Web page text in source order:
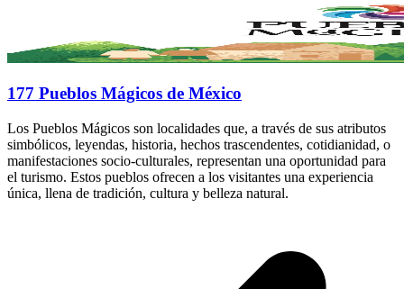
177 Pueblos Mágicos de México
Los Pueblos Mágicos son localidades que, a través de sus atributos
simbólicos, leyendas, historia, hechos trascendentes, cotidianidad, o
manifestaciones socio-culturales, representan una oportunidad para
el turismo. Estos pueblos ofrecen a los visitantes una experiencia
única, llena de tradición, cultura y belleza natural.